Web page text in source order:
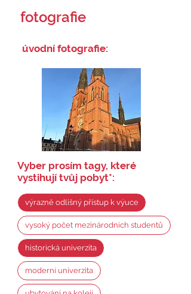
fotografie
úvodní fotografie:
Vyber prosím tagy, které
vystihují tvůj pobyt*:
výrazně odlišný přístup k výuce
vysoký počet mezinárodních studentů
historická univerzita
moderní univerzita